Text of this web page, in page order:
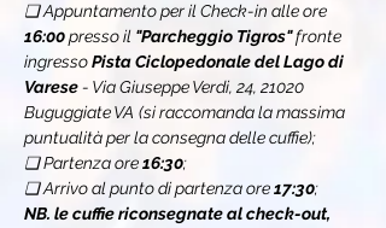
❏ Appuntamento per il Check-in alle ore
16:00 presso il "Parcheggio Tigros" fronte
ingresso Pista Ciclopedonale del Lago di
Varese - Via Giuseppe Verdi, 24, 21020
Buguggiate VA (si raccomanda la massima
puntualità per la consegna delle cuffie);
❏ Partenza ore 16:30;
❏ Arrivo al punto di partenza ore 17:30;
NB. le cuffie riconsegnate al check-out,